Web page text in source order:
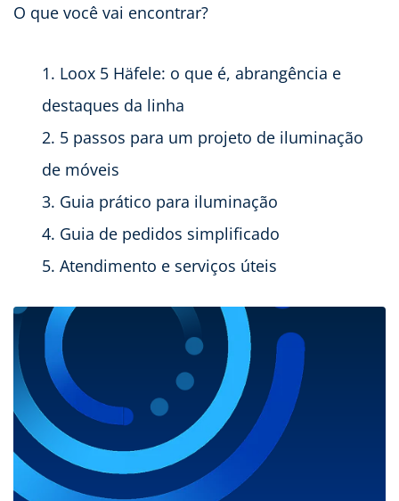
O que você vai encontrar?
Loox 5 Häfele: o que é, abrangência e
destaques da linha
5 passos para um projeto de iluminação
de móveis
Guia prático para iluminação
Guia de pedidos simplificado
Atendimento e serviços úteis